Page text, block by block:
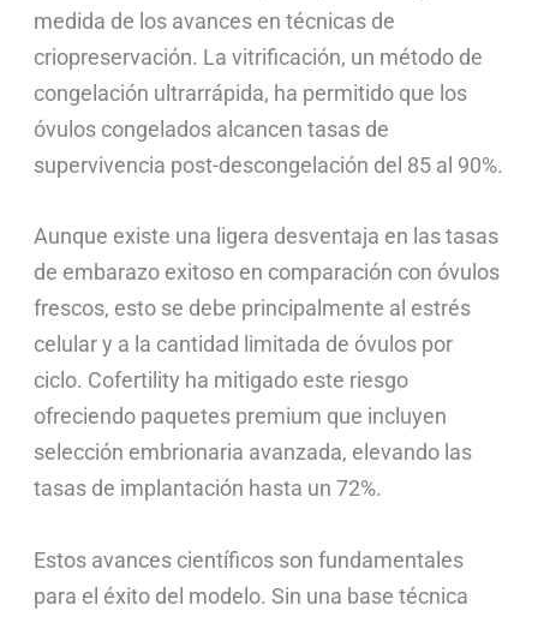
medida de los avances en técnicas de
criopreservación. La vitrificación, un método de
congelación ultrarrápida, ha permitido que los
óvulos congelados alcancen tasas de
supervivencia post-descongelación del 85 al 90%.
Aunque existe una ligera desventaja en las tasas
de embarazo exitoso en comparación con óvulos
frescos, esto se debe principalmente al estrés
celular y a la cantidad limitada de óvulos por
ciclo. Cofertility ha mitigado este riesgo
ofreciendo paquetes premium que incluyen
selección embrionaria avanzada, elevando las
tasas de implantación hasta un 72%.
Estos avances científicos son fundamentales
para el éxito del modelo. Sin una base técnica